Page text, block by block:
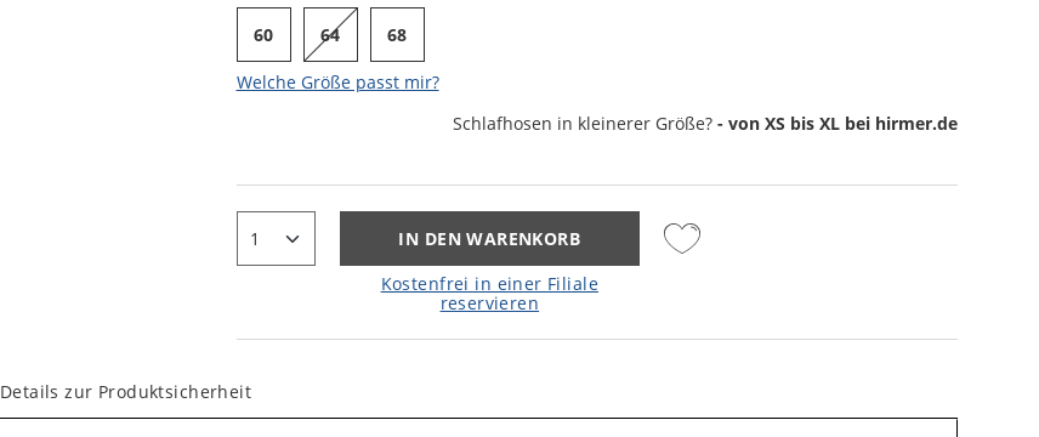
60 64 68
Welche Größe passt mir?
Schlafhosen in kleinerer Größe? - von XS bis XL bei hirmer.de
IN DEN WARENKORB
Kostenfrei in einer Filiale
reservieren
Details zur Produktsicherheit